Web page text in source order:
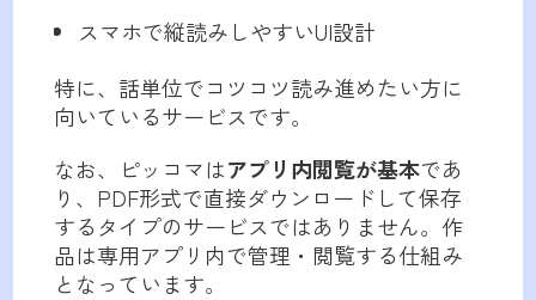
スマホで縦読みしやすいUI設計
特に、話単位でコツコツ読み進めたい方に
向いているサービスです。
なお、ピッコマはアプリ内閲覧が基本であ
り、PDF形式で直接ダウンロードして保存
するタイプのサービスではありません。作
品は専用アプリ内で管理・閲覧する仕組み
となっています。